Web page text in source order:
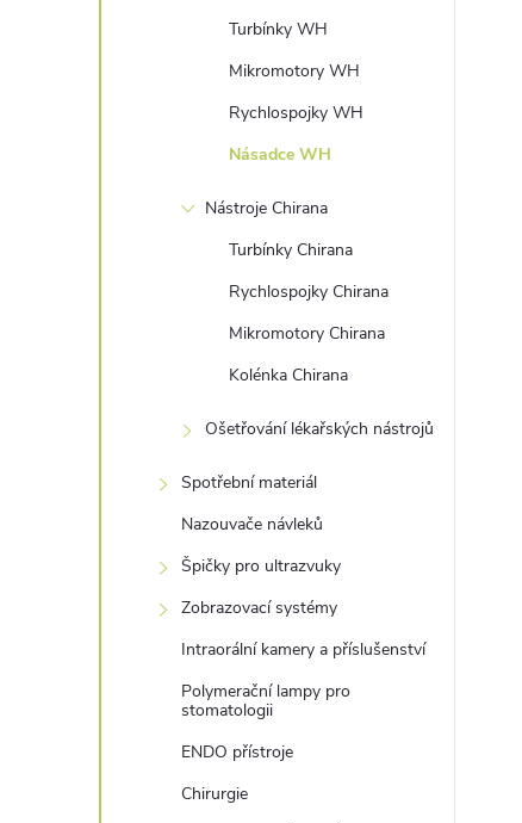
Turbínky WH
Mikromotory WH
Rychlospojky WH
Násadce WH
Nástroje Chirana
Turbínky Chirana
Rychlospojky Chirana
Mikromotory Chirana
Kolénka Chirana
Ošetřování lékařských nástrojů
Spotřební materiál
Nazouvače návleků
Špičky pro ultrazvuky
Zobrazovací systémy
Intraorální kamery a příslušenství
Polymerační lampy pro
stomatologii
ENDO přístroje
Chirurgie